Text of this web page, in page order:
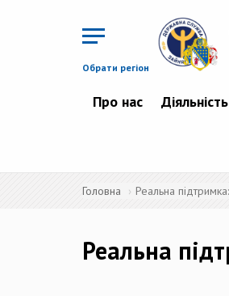
Обрати регіон
Про нас Діяльність
Головна Реальна
Реальна